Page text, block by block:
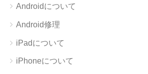
Androidについて
Android修理
iPadについて
iPhoneについて